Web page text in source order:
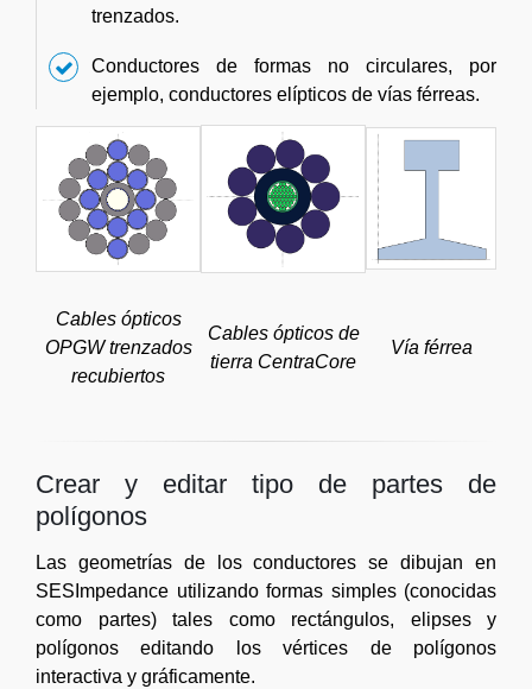
trenzados.
Conductores de formas no circulares, por
ejemplo, conductores elípticos de vías férreas.
Cables ópticos
OPGW trenzados
recubiertos
Cables ópticos de
tierra CentraCore
Vía férrea
Crear y editar tipo de partes de
polígonos
Las geometrías de los conductores se dibujan en
SESImpedance utilizando formas simples (conocidas
como partes) tales como rectángulos, elipses y
polígonos editando los vértices de polígonos
interactiva y gráficamente.